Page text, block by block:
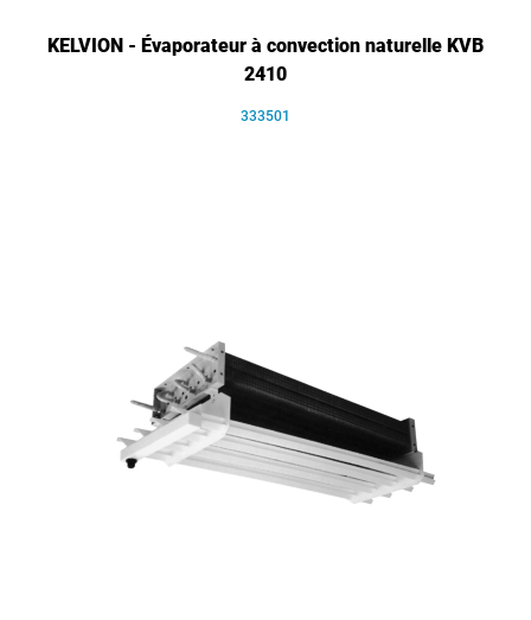
KELVION - Évaporateur à convection naturelle KVB
2410
333501